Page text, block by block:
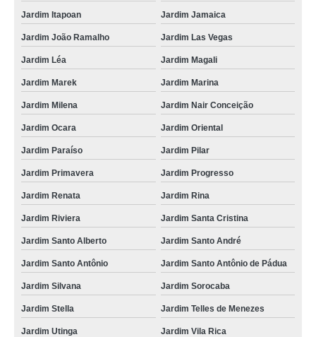
Jardim Itapoan Jardim Jamaica
Jardim João Ramalho Jardim Las Vegas
Jardim Léa Jardim Magali
Jardim Marek Jardim Marina
Jardim Milena Jardim Nair Conceição
Jardim Ocara Jardim Oriental
Jardim Paraíso Jardim Pilar
Jardim Primavera Jardim Progresso
Jardim Renata Jardim Rina
Jardim Riviera Jardim Santa Cristina
Jardim Santo Alberto Jardim Santo André
Jardim Santo Antônio Jardim Santo Antônio de Pádua
Jardim Silvana Jardim Sorocaba
Jardim Stella Jardim Telles de Menezes
Jardim Utinga Jardim Vila Rica